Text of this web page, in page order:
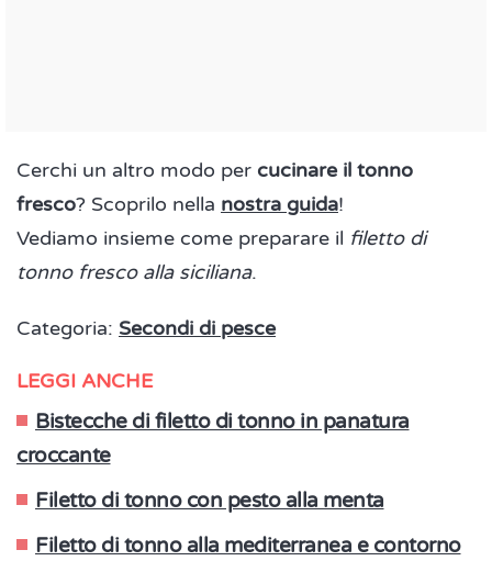
Cerchi un altro modo per cucinare il tonno
fresco? Scoprilo nella nostra guida!
Vediamo insieme come preparare il filetto di
tonno fresco alla siciliana.
Categoria: Secondi di pesce
LEGGI ANCHE
Bistecche di filetto di tonno in panatura
croccante
Filetto di tonno con pesto alla menta
Filetto di tonno alla mediterranea e contorno